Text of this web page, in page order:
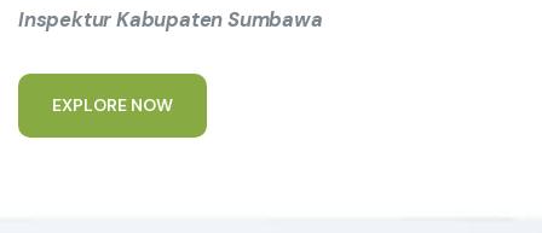
Inspektur Kabupaten Sumbawa
EXPLORE NOW